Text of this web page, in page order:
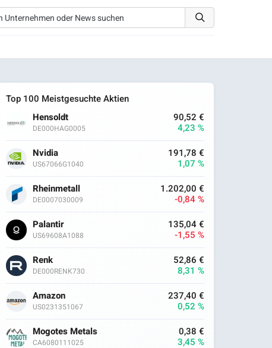
Top 100 Meistgesuchte Aktien
Hensoldt
DE000HAG0005
90,52 €
4,23 %
Nvidia
US67066G1040
191,78 €
1,07 %
Rheinmetall
DE0007030009
1.202,00 €
-0,84 %
Palantir
US69608A1088
135,04 €
-1,55 %
Renk
DE000RENK730
52,86 €
8,31 %
Amazon
US0231351067
237,40 €
0,52 %
Mogotes Metals
CA6080111025
0,38 €
3,45 %